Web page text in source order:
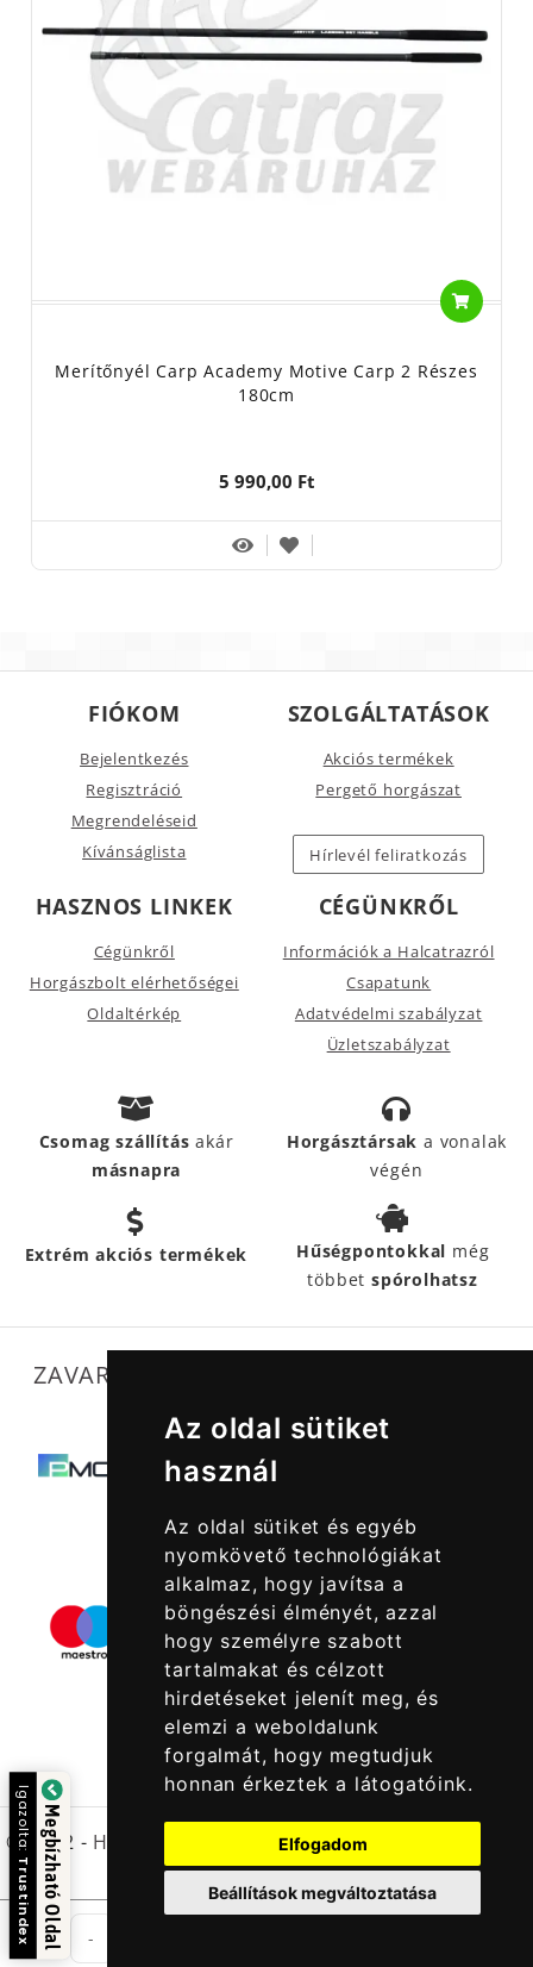
Az oldal sütiket
használ
Az oldal sütiket és egyéb
nyomkövető technológiákat
alkalmaz, hogy javítsa a
böngészési élményét, azzal
hogy személyre szabott
tartalmakat és célzott
hirdetéseket jelenít meg, és
elemzi a weboldalunk
forgalmát, hogy megtudjuk
honnan érkeztek a látogatóink.
Elfogadom
Beállítások megváltoztatása
-
Merítőnyél Carp Academy Motive Carp 2 Részes
180cm
5 990,00 Ft
FIÓKOM
Bejelentkezés
Regisztráció
Megrendeléseid
Kívánságlista
SZOLGÁLTATÁSOK
Akciós termékek
Pergető horgászat
Hírlevél feliratkozás
HASZNOS LINKEK
Cégünkről
Horgászbolt elérhetőségei
Oldaltérkép
CÉGÜNKRŐL
Információk a Halcatrazról
Csapatunk
Adatvédelmi szabályzat
Üzletszabályzat
Csomag szállításakár
másnapra
Horgásztársak a vonalak
végén
Extrém akciós termékek Hűségpontokkal még
többetspórolhatsz
ZAVARTALAN MŰKÖDÉSÜNKET SEGÍTIK
© 2022 - Halcatraz Kft.
Megbízható Oldal
Igazolta:
Trustindex